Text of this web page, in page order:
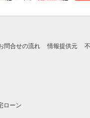
問合せの流れ 情報提供元
ローン